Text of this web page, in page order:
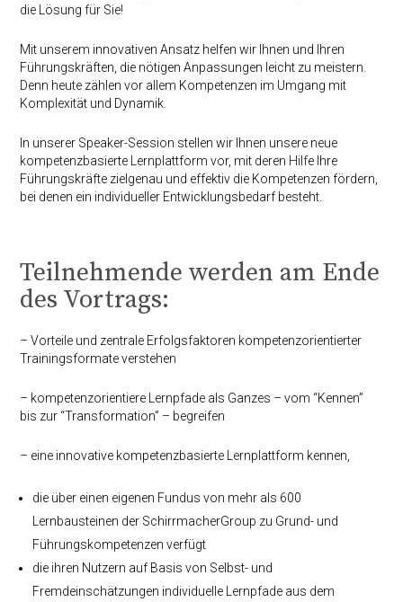
die Lösung für Sie!
Mit unserem innovativen Ansatz helfen wir Ihnen und Ihren
Führungskräften, die nötigen Anpassungen leicht zu meistern.
Denn heute zählen vor allem Kompetenzen im Umgang mit
Komplexität und Dynamik.
In unserer Speaker-Session stellen wir Ihnen unsere neue
kompetenzbasierte Lernplattform vor, mit deren Hilfe Ihre
Führungskräfte zielgenau und effektiv die Kompetenzen fördern,
bei denen ein individueller Entwicklungsbedarf besteht.
Teilnehmende werden am Ende
des Vortrags:
– Vorteile und zentrale Erfolgsfaktoren kompetenzorientierter
Trainingsformate verstehen
– kompetenzorientiere Lernpfade als Ganzes – vom “Kennen”
bis zur “Transformation” – begreifen
– eine innovative kompetenzbasierte Lernplattform kennen,
die über einen eigenen Fundus von mehr als 600
Lernbausteinen der SchirrmacherGroup zu Grund- und
Führungskompetenzen verfügt
die ihren Nutzern auf Basis von Selbst- und
Fremdeinschätzungen individuelle Lernpfade aus dem